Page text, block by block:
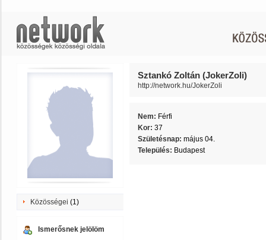
Közösségei (1)
Ismerősnek jelölöm
Sztankó Zoltán (JokerZoli)
http://network.hu/JokerZoli
Nem: Férfi
Kor: 37
Születésnap: május 04.
Település: Budapest